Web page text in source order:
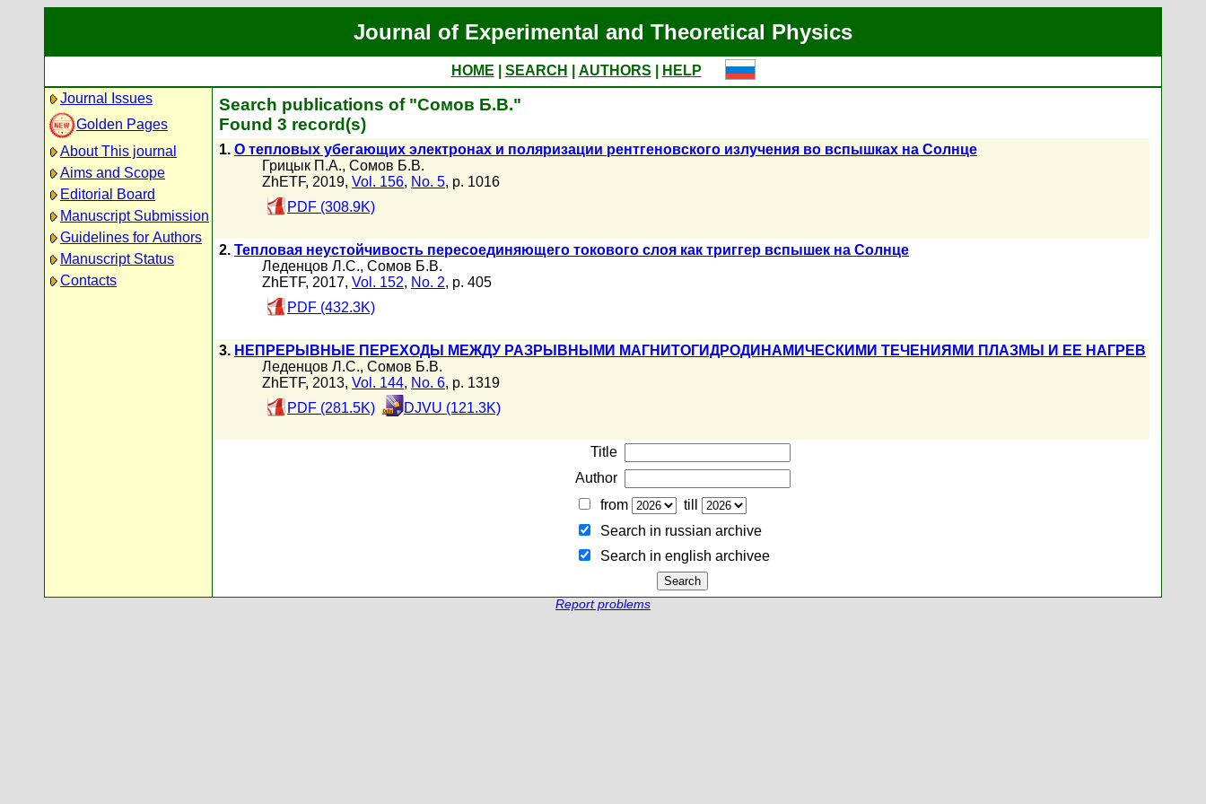
Journal of Experimental and Theoretical Physics
HOME SEARCH AUTHORS
HELP
Journal Issues
Golden Pages
About This journal
Aims and Scope
Editorial Board
Manuscript Submission
Guidelines for Authors
Manuscript Status
Contacts
Search publications of "Сомов Б.В."
Found 3 record(s)
1. О тепловых убегающих электронах и поляризации рентгеновского излучения во вспышках на Солнце
Грицык П.А., Сомов Б.В.
ZhETF, 2019, Vol. 156, No. 5, p. 1016
PDF (308.9K)
2. Тепловая неустойчивость пересоединяющего токового слоя как триггер вспышек на Солнце
Леденцов Л.С., Сомов Б.В.
ZhETF, 2017, Vol. 152, No. 2, p. 405
PDF (432.3K)
3. НЕПРЕРЫВНЫЕ ПЕРЕХОДЫ МЕЖДУ РАЗРЫВНЫМИ МАГНИТОГИДРОДИНАМИЧЕСКИМИ ТЕЧЕНИЯМИ ПЛАЗМЫ И ЕЕ НАГРЕВ
Леденцов Л.С., Сомов Б.В.
ZhETF, 2013, Vol. 144, No. 6, p. 1319
PDF (281.5K)
DJVU (121.3K)
Title
Author
from
till
Search in russian archive
Search in english archiveе
Report problems